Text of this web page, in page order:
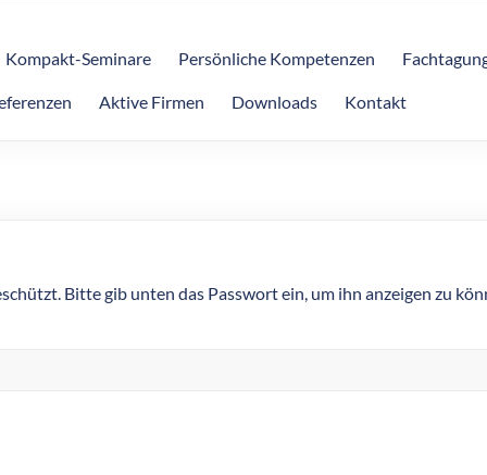
Kompakt-Seminare Persönliche Kompetenzen
Aktive Firmen Downloads Kontakt
Bitte gib unten das Passwort ein, um ihn anzeigen zu